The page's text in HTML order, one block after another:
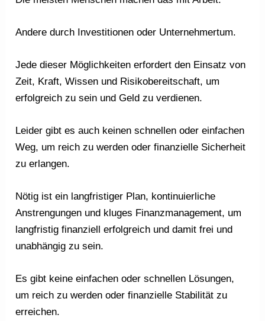
Andere durch Investitionen oder Unternehmertum.
Jede dieser Möglichkeiten erfordert den Einsatz von
Zeit, Kraft, Wissen und Risikobereitschaft, um
erfolgreich zu sein und Geld zu verdienen.
Leider gibt es auch keinen schnellen oder einfachen
Weg, um reich zu werden oder finanzielle Sicherheit
zu erlangen.
Nötig ist ein langfristiger Plan, kontinuierliche
Anstrengungen und kluges Finanzmanagement, um
langfristig finanziell erfolgreich und damit frei und
unabhängig zu sein.
Es gibt keine einfachen oder schnellen Lösungen,
um reich zu werden oder finanzielle Stabilität zu
erreichen.